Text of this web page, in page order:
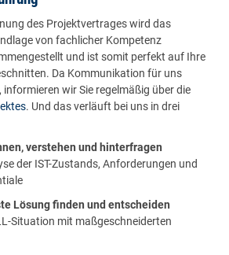
des Projektvertrages wird das
von fachlicher Kompetenz
und ist somit perfekt auf Ihre
Da Kommunikation für uns
wir Sie regelmäßig über die
. Und das verläuft bei uns in drei
verstehen und hinterfragen
der IST-Zustands, Anforderungen und
Lösung finden und entscheiden
Situation mit maßgeschneiderten